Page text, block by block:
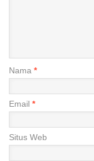
Nama *
Email *
Situs Web